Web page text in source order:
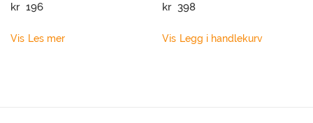
kr 196
Vis Les mer
kr 398
Vis Legg i handlekurv